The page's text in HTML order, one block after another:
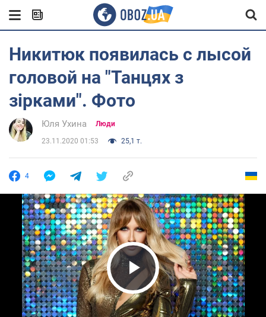
Никитюк появилась с лысой
головой на "Танцях з
зірками". Фото
Юля Ухина Люди
23.11.2020 01:53 25,1 т.
4
Play Video